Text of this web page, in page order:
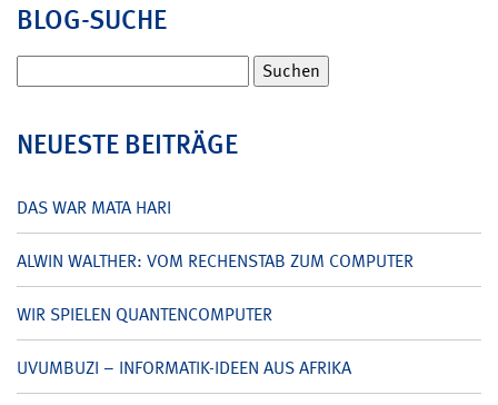
BLOG-SUCHE
nach:
NEUESTE BEITRÄGE
DAS WAR MATA HARI
ALWIN WALTHER: VOM RECHENSTAB ZUM COMPUTER
WIR SPIELEN QUANTENCOMPUTER
UVUMBUZI – INFORMATIK-IDEEN AUS AFRIKA